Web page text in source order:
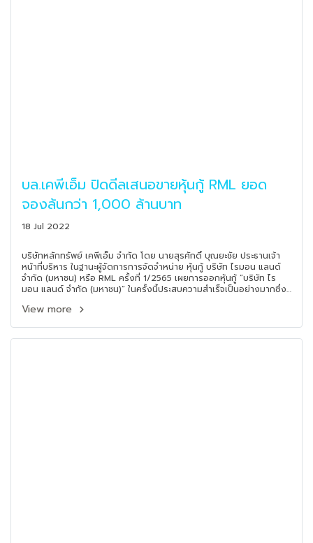
บล.เคพีเอ็ม ปิดดีลเสนอขายหุ้นกู้ RML ยอด
จองล้นกว่า 1,000 ล้านบาท
18 Jul 2022
บริษัทหลักทรัพย์ เคพีเอ็ม จำกัด โดย นายสุรศักดิ์ บุณยะชัย ประธานเจ้า
หน้าที่บริหาร ในฐานะผู้จัดการการจัดจำหน่าย หุ้นกู้ บริษัท ไรมอน แลนด์
จำกัด (มหาชน) หรือ RML ครั้งที่ 1/2565 เผยการออกหุ้นกู้ “บริษัท ไร
มอน แลนด์ จำกัด (มหาชน)” ในครั้งนี้ประสบความสำเร็จเป็นอย่างมากซึ่ง
ซื้อหมดครบตามจำนวนที่เสนอขาย ทั้ง 3 ชุด มูลค่าเสนอขายรวมทั้งสิ้น
View more